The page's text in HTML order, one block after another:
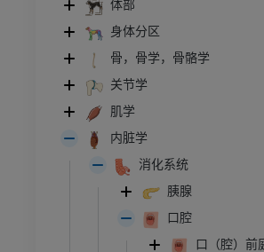
体部
身体分区
骨，骨学，骨骼学
关节学
肌学
内脏学
消化系统
胰腺
口腔
口（腔）前